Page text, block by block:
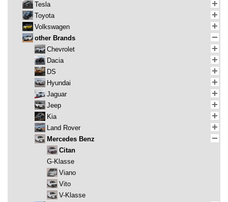
Tesla
Toyota
Volkswagen
other Brands
Chevrolet
Dacia
DS
Hyundai
Jaguar
Jeep
Kia
Land Rover
Mercedes Benz
Citan
G-Klasse
Viano
Vito
V-Klasse